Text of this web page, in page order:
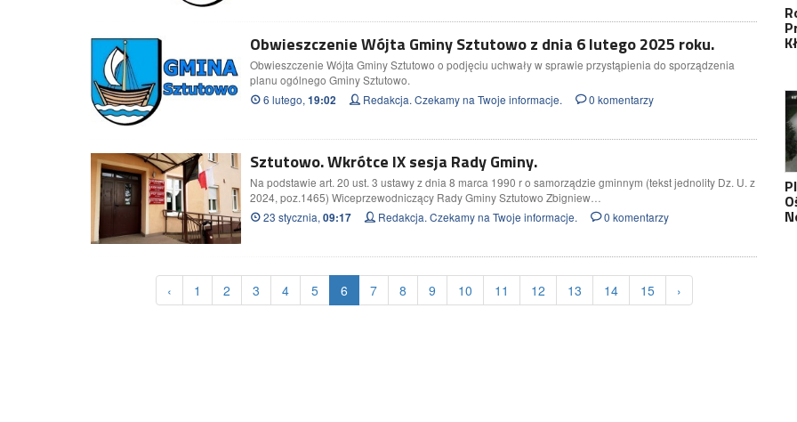
Obwieszczenie Wójta Gminy Sztutowo z dnia 6 lutego 2025 roku.
Obwieszczenie Wójta Gminy Sztutowo o podjęciu uchwały w sprawie przystąpienia do sporządzenia
planu ogólnego Gminy Sztutowo.
6 lutego, 19:02 Redakcja. Czekamy na Twoje informacje. 0 komentarzy
Sztutowo. Wkrótce IX sesja Rady Gminy.
Na podstawie art. 20 ust. 3 ustawy z dnia 8 marca 1990 r o samorządzie gminnym (tekst jednolity Dz. U. z
2024, poz.1465) Wiceprzewodniczący Rady Gminy Sztutowo Zbigniew…
23 stycznia, 09:17 Redakcja. Czekamy na Twoje informacje. 0 komentarzy
‹ 1 2 3 4 5 6 7 8 9 10 11 12 13 14 15 ›